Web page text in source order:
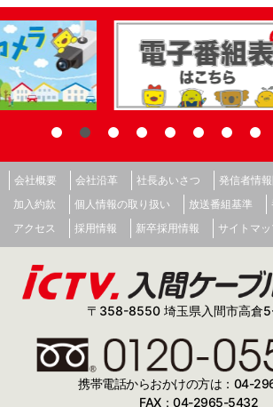
会社概要 会社沿革 社長あいさつ
発信者情
加入約款
個人情報の取り扱い 放送番組基準
アクセス
採用情報 新卒採用情報 サイトマ
〒358-8550 埼玉県入間市高倉
携帯電話からおかけの方は：04-
FAX：04-2965-5432